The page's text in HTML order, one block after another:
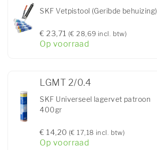
SKF Vetpistool (Geribde behuizing)
€ 23,71 (€ 28,69 incl. btw)
Op voorraad
LGMT 2/0.4
SKF Universeel lagervet patroon
400gr
€ 14,20 (€ 17,18 incl. btw)
Op voorraad